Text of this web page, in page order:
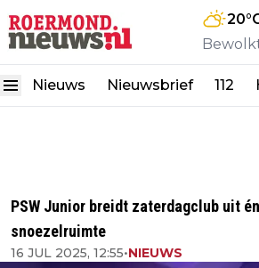
20
Nieuws Nieuwsbrief 112
PSW Junior breidt zaterdagclub uit
snoezelruimte
16 JUL 2025, 12:55•NIEUWS